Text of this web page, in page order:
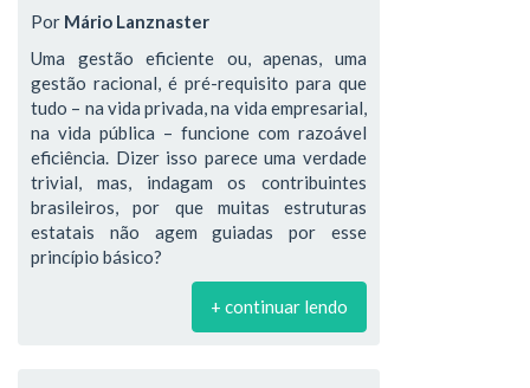
Por Mário Lanznaster
Uma gestão eficiente ou, apenas, uma
gestão racional, é pré-requisito para que
tudo – na vida privada, na vida empresarial,
na vida pública – funcione com razoável
eficiência. Dizer isso parece uma verdade
trivial, mas, indagam os contribuintes
brasileiros, por que muitas estruturas
estatais não agem guiadas por esse
princípio básico?
+ continuar lendo